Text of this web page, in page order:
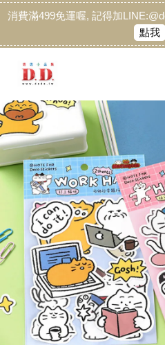
消費滿499免運喔, 記得加
點我
您的購物車目